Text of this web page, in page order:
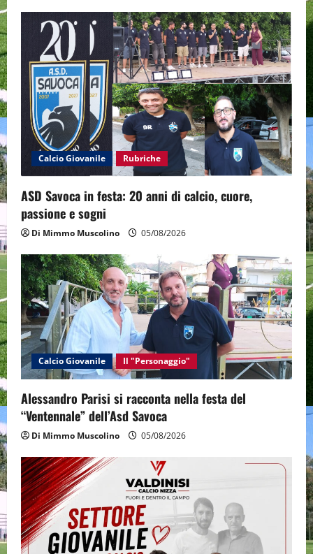
g
a
i
o
n
Calcio Giovanile Rubriche
ASD Savoca in festa: 20 anni di calcio, cuore,
passione e sogni
Di Mimmo Muscolino 05/08/2026
Calcio Giovanile Il "Personaggio"
Alessandro Parisi si racconta nella festa del
“Ventennale” dell’Asd Savoca
Di Mimmo Muscolino 05/08/2026